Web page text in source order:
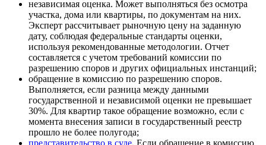
независимая оценка. Может выполняться без осмотра
участка, дома или квартиры, по документам на них.
Эксперт рассчитывает рыночную цену на заданную
дату, соблюдая федеральные стандарты оценки,
используя рекомендованные методологии. Отчет
составляется с учетом требований комиссии по
разрешению споров и других официальных инстанций;
обращение в комиссию по разрешению споров.
Выполняется, если разница между данными
государственной и независимой оценки не превышает
30%. Для квартир такое обращение возможно, если с
момента внесения записи в государственный реестр
прошло не более полугода;